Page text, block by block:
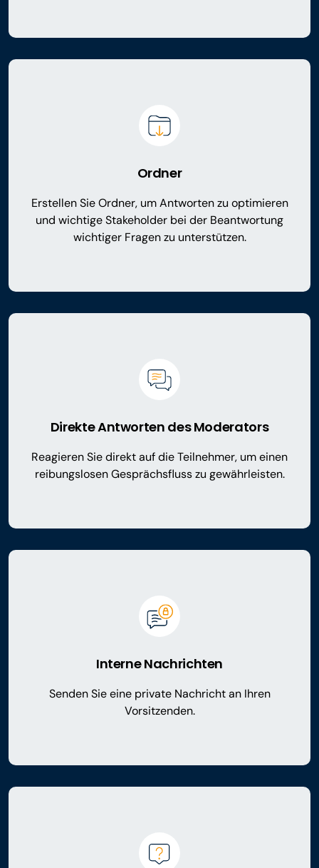
Ordner
Erstellen Sie Ordner, um Antworten zu optimieren
und wichtige Stakeholder bei der Beantwortung
wichtiger Fragen zu unterstützen.
Direkte Antworten des Moderators
Reagieren Sie direkt auf die Teilnehmer, um einen
reibungslosen Gesprächsfluss zu gewährleisten.
Interne Nachrichten
Senden Sie eine private Nachricht an Ihren
Vorsitzenden.